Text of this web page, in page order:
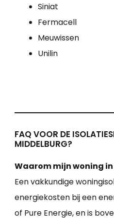
Siniat
Fermacell
Meuwissen
Unilin
FAQ VOOR DE
MIDDELBURG?
Waarom mijn woning
Een vakkundige
energiekosten bij een
of Pure Energie, en is